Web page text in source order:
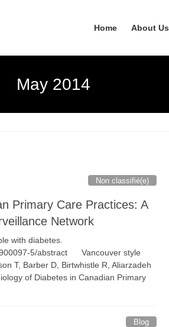
Home About Us
May 2014
Non classifié(e)
Primary Care Practices: A
Network
with diabetes.
5/abstract Vancouver style
T, Barber D, Birtwhistle R, Aliarzadeh
of Diabetes in Canadian Primary
Blog